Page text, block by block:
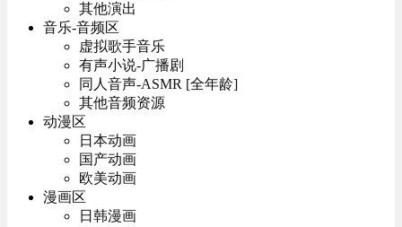
其他演出
音乐-音频区
虚拟歌手音乐
有声小说-广播剧
同人音声-ASMR [全年龄]
其他音频资源
动漫区
日本动画
国产动画
欧美动画
漫画区
日韩漫画